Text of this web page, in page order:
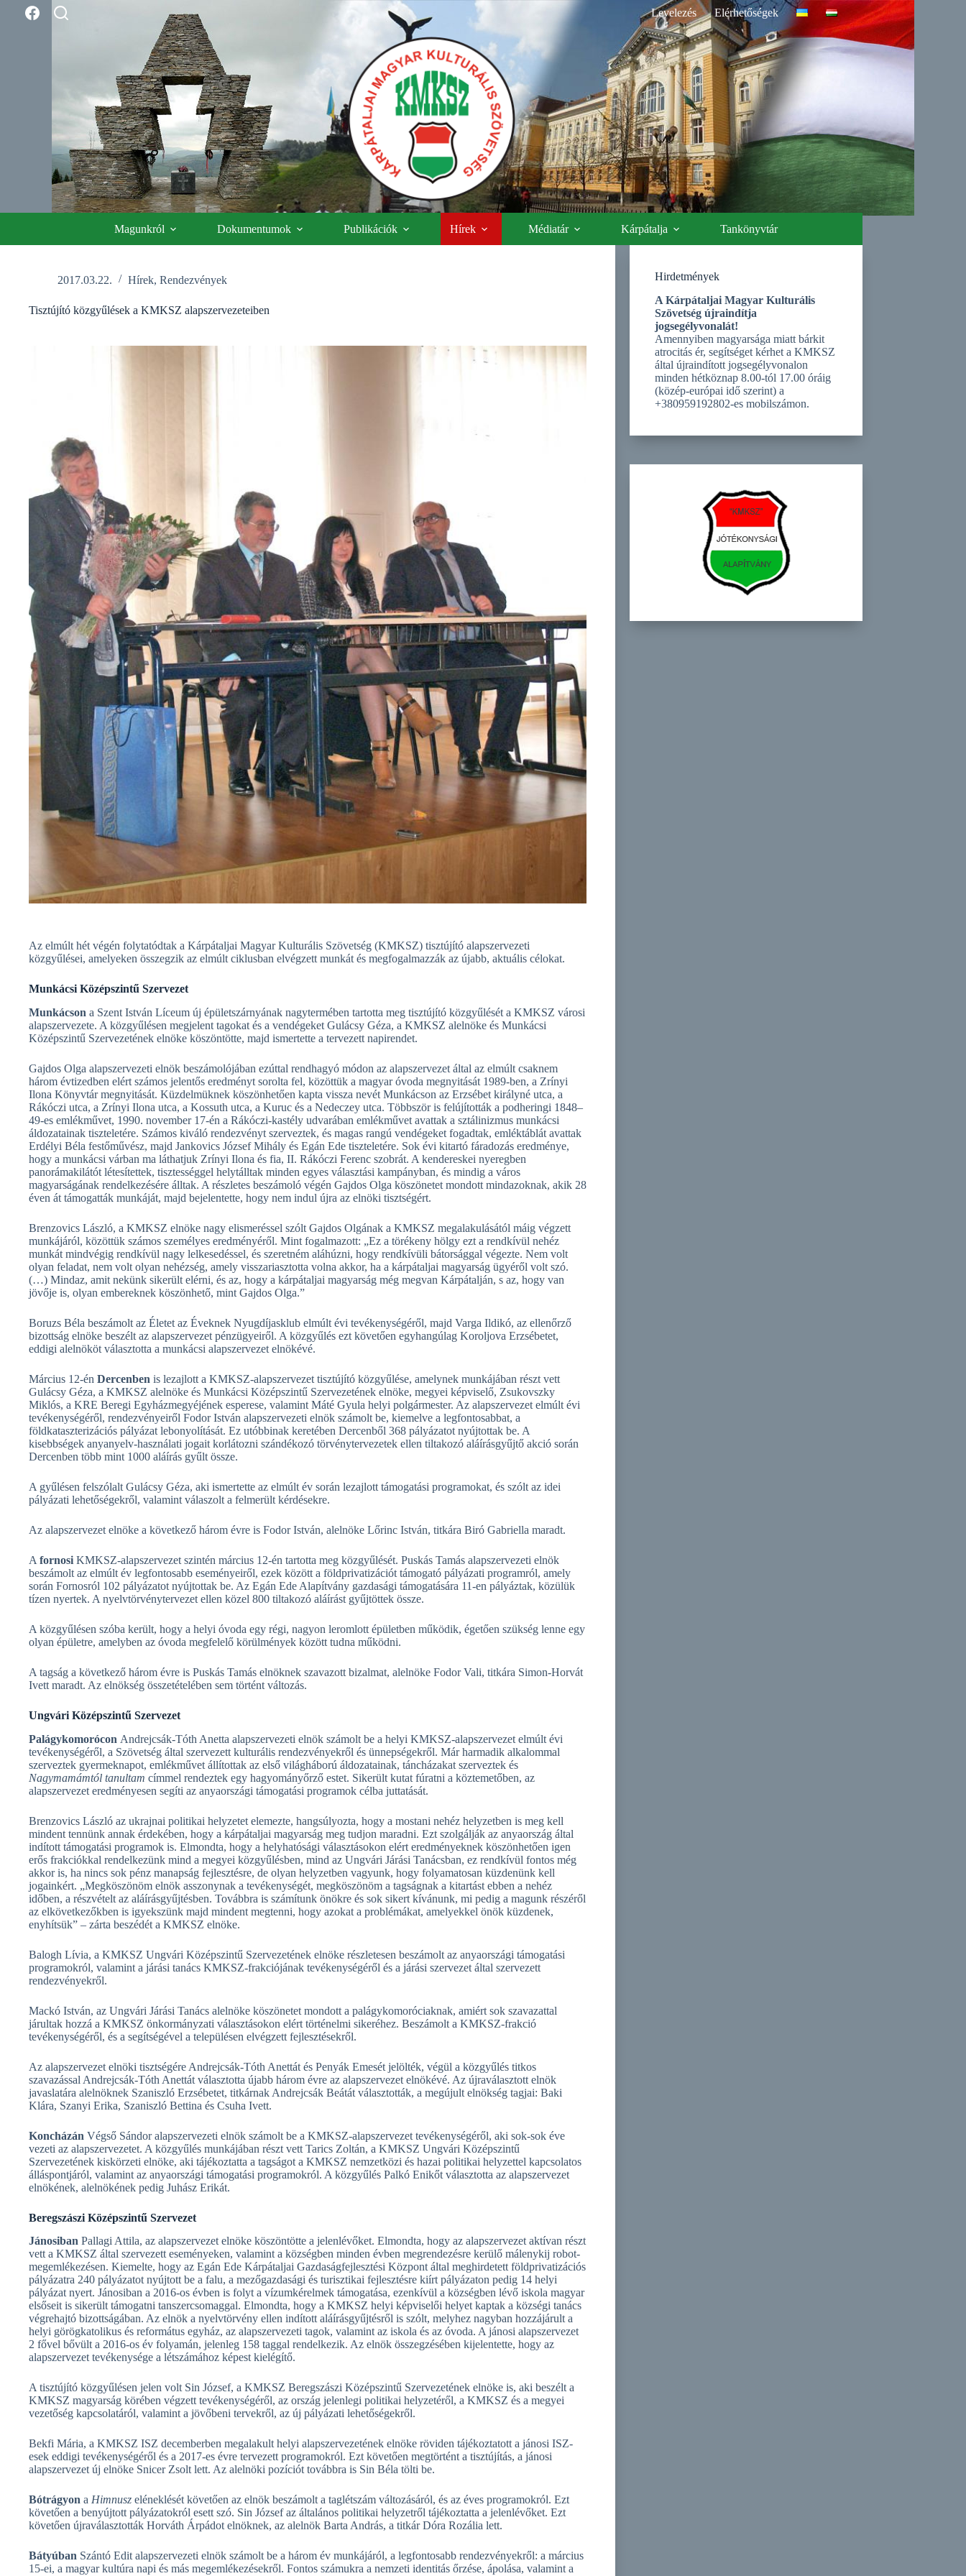
Levelezés Elérhetőségek
Magunkról Dokumentumok Publikációk Hírek Médiatár Kárpátalja Tankönyvtár
2017.03.22. Hírek, Rendezvények
Tisztújító közgyűlések a KMKSZ alapszervezeteiben
Az elmúlt hét végén folytatódtak a Kárpátaljai Magyar Kulturális Szövetség (KMKSZ) tisztújító alapszervezeti
közgyűlései, amelyeken összegzik az elmúlt ciklusban elvégzett munkát és megfogalmazzák az újabb, aktuális célokat.
Munkácsi Középszintű Szervezet
Munkácson a Szent István Líceum új épületszárnyának nagytermében tartotta meg tisztújító közgyűlését a KMKSZ városi
alapszervezete. A közgyűlésen megjelent tagokat és a vendégeket Gulácsy Géza, a KMKSZ alelnöke és Munkácsi
Középszintű Szervezetének elnöke köszöntötte, majd ismertette a tervezett napirendet.
Gajdos Olga alapszervezeti elnök beszámolójában ezúttal rendhagyó módon az alapszervezet által az elmúlt csaknem
három évtizedben elért számos jelentős eredményt sorolta fel, közöttük a magyar óvoda megnyitását 1989-ben, a Zrínyi
Ilona Könyvtár megnyitását. Küzdelmüknek köszönhetően kapta vissza nevét Munkácson az Erzsébet királyné utca, a
Rákóczi utca, a Zrínyi Ilona utca, a Kossuth utca, a Kuruc és a Nedeczey utca. Többször is felújították a podheringi 1848–
49-es emlékművet, 1990. november 17-én a Rákóczi-kastély udvarában emlékművet avattak a sztálinizmus munkácsi
áldozatainak tiszteletére. Számos kiváló rendezvényt szerveztek, és magas rangú vendégeket fogadtak, emléktáblát avattak
Erdélyi Béla festőművész, majd Jankovics József Mihály és Egán Ede tiszteletére. Sok évi kitartó fáradozás eredménye,
hogy a munkácsi várban ma láthatjuk Zrínyi Ilona és fia, II. Rákóczi Ferenc szobrát. A kendereskei nyeregben
panorámakilátót létesítettek, tisztességgel helytálltak minden egyes választási kampányban, és mindig a város
magyarságának rendelkezésére álltak. A részletes beszámoló végén Gajdos Olga köszönetet mondott mindazoknak, akik 28
éven át támogatták munkáját, majd bejelentette, hogy nem indul újra az elnöki tisztségért.
Brenzovics László, a KMKSZ elnöke nagy elismeréssel szólt Gajdos Olgának a KMKSZ megalakulásától máig végzett
munkájáról, közöttük számos személyes eredményéről. Mint fogalmazott: „Ez a törékeny hölgy ezt a rendkívül nehéz
munkát mindvégig rendkívül nagy lelkesedéssel, és szeretném aláhúzni, hogy rendkívüli bátorsággal végezte. Nem volt
olyan feladat, nem volt olyan nehézség, amely visszariasztotta volna akkor, ha a kárpátaljai magyarság ügyéről volt szó.
(…) Mindaz, amit nekünk sikerült elérni, és az, hogy a kárpátaljai magyarság még megvan Kárpátalján, s az, hogy van
jövője is, olyan embereknek köszönhető, mint Gajdos Olga.”
Boruzs Béla beszámolt az Életet az Éveknek Nyugdíjasklub elmúlt évi tevékenységéről, majd Varga Ildikó, az ellenőrző
bizottság elnöke beszélt az alapszervezet pénzügyeiről. A közgyűlés ezt követően egyhangúlag Koroljova Erzsébetet,
eddigi alelnököt választotta a munkácsi alapszervezet elnökévé.
Március 12-én Dercenben is lezajlott a KMKSZ-alapszervezet tisztújító közgyűlése, amelynek munkájában részt vett
Gulácsy Géza, a KMKSZ alelnöke és Munkácsi Középszintű Szervezetének elnöke, megyei képviselő, Zsukovszky
Miklós, a KRE Beregi Egyházmegyéjének esperese, valamint Máté Gyula helyi polgármester. Az alapszervezet elmúlt évi
tevékenységéről, rendezvényeiről Fodor István alapszervezeti elnök számolt be, kiemelve a legfontosabbat, a
földkataszterizációs pályázat lebonyolítását. Ez utóbbinak keretében Dercenből 368 pályázatot nyújtottak be. A
kisebbségek anyanyelv-használati jogait korlátozni szándékozó törvénytervezetek ellen tiltakozó aláírásgyűjtő akció során
Dercenben több mint 1000 aláírás gyűlt össze.
A gyűlésen felszólalt Gulácsy Géza, aki ismertette az elmúlt év során lezajlott támogatási programokat, és szólt az idei
pályázati lehetőségekről, valamint válaszolt a felmerült kérdésekre.
Az alapszervezet elnöke a következő három évre is Fodor István, alelnöke Lőrinc István, titkára Biró Gabriella maradt.
A fornosi KMKSZ-alapszervezet szintén március 12-én tartotta meg közgyűlését. Puskás Tamás alapszervezeti elnök
beszámolt az elmúlt év legfontosabb eseményeiről, ezek között a földprivatizációt támogató pályázati programról, amely
során Fornosról 102 pályázatot nyújtottak be. Az Egán Ede Alapítvány gazdasági támogatására 11-en pályáztak, közülük
tízen nyertek. A nyelvtörvénytervezet ellen közel 800 tiltakozó aláírást gyűjtöttek össze.
A közgyűlésen szóba került, hogy a helyi óvoda egy régi, nagyon leromlott épületben működik, égetően szükség lenne egy
olyan épületre, amelyben az óvoda megfelelő körülmények között tudna működni.
A tagság a következő három évre is Puskás Tamás elnöknek szavazott bizalmat, alelnöke Fodor Vali, titkára Simon-Horvát
Ivett maradt. Az elnökség összetételében sem történt változás.
Ungvári Középszintű Szervezet
Palágykomorócon Andrej­csák-Tóth Anetta alapszervezeti elnök számolt be a helyi KMKSZ-alapszervezet elmúlt évi
tevékenységéről, a Szövetség által szervezett kulturális rendezvényekről és ünnepségekről. Már harmadik alkalommal
szerveztek gyermeknapot, emlékművet állítottak az első világháború áldozatainak, táncházakat szerveztek és
Nagymamámtól tanultam címmel rendeztek egy hagyományőrző estet. Sikerült kutat fúratni a köztemetőben, az
alapszervezet eredményesen segíti az anyaországi támogatási programok célba juttatását.
Brenzovics László az ukrajnai politikai helyzetet elemezte, hangsúlyozta, hogy a mostani nehéz helyzetben is meg kell
mindent tennünk annak érdekében, hogy a kárpátaljai magyarság meg tudjon maradni. Ezt szolgálják az anyaország által
indított támogatási programok is. Elmondta, hogy a helyhatósági választásokon elért eredményeknek köszönhetően igen
erős frakciókkal rendelkezünk mind a megyei közgyűlésben, mind az Ungvári Járási Tanácsban, ez rendkívül fontos még
akkor is, ha nincs sok pénz manapság fejlesztésre, de olyan helyzetben vagyunk, hogy folyamatosan küzdenünk kell
jogainkért. „Megköszönöm elnök asszonynak a tevékenységét, megköszönöm a tagságnak a kitartást ebben a nehéz
időben, a részvételt az aláírásgyűjtésben. Továbbra is számítunk önökre és sok sikert kívánunk, mi pedig a magunk részéről
az elkövetkezőkben is igyekszünk majd mindent megtenni, hogy azokat a problémákat, amelyekkel önök küzdenek,
enyhítsük” – zárta beszédét a KMKSZ elnöke.
Balogh Lívia, a KMKSZ Ungvári Középszintű Szervezetének elnöke részletesen beszámolt az anyaországi támogatási
programokról, valamint a járási tanács KMKSZ-frakciójának tevékenységéről és a járási szervezet által szervezett
rendezvényekről.
Mackó István, az Ungvári Járási Tanács alelnöke köszönetet mondott a palágykomoróciaknak, amiért sok szavazattal
járultak hozzá a KMKSZ önkormányzati választásokon elért történelmi sikeréhez. Beszámolt a KMKSZ-frakció
tevékenységéről, és a segítségével a településen elvégzett fejlesztésekről.
Az alapszervezet elnöki tisztségére Andrejcsák-Tóth Anettát és Penyák Emesét jelölték, végül a közgyűlés titkos
szavazással Andrejcsák-Tóth Anettát választotta újabb három évre az alapszervezet elnökévé. Az újraválasztott elnök
javaslatára alelnöknek Szaniszló Erzsébetet, titkárnak Andrejcsák Beátát választották, a megújult elnökség tagjai: Baki
Klára, Szanyi Erika, Szaniszló Bettina és Csuha Ivett.
Koncházán Végső Sándor alapszervezeti elnök számolt be a KMKSZ-alapszervezet tevékenységéről, aki sok-sok éve
vezeti az alapszervezetet. A közgyűlés munkájában részt vett Tarics Zoltán, a KMKSZ Ungvári Középszintű
Szervezetének kiskörzeti elnöke, aki tájékoztatta a tagságot a KMKSZ nemzetközi és hazai politikai helyzettel kapcsolatos
álláspontjáról, valamint az anyaországi támogatási programokról. A közgyűlés Palkó Enikőt választotta az alapszervezet
elnökének, alelnökének pedig Juhász Erikát.
Beregszászi Középszintű Szervezet
Jánosiban Pallagi Attila, az alapszervezet elnöke köszöntötte a jelenlévőket. Elmondta, hogy az alapszervezet aktívan részt
vett a KMKSZ által szervezett eseményeken, valamint a községben minden évben megrendezésre kerülő málenykij robot-
megemlékezésen. Kiemelte, hogy az Egán Ede Kárpátaljai Gazdaságfejlesztési Központ által meghirdetett földprivatizációs
pályázatra 240 pályázatot nyújtott be a falu, a mezőgazdasági és turisztikai fejlesztésre kiírt pályázaton pedig 14 helyi
pályázat nyert. Jánosiban a 2016-os évben is folyt a vízumkérelmek támogatása, ezenkívül a községben lévő iskola magyar
elsőseit is sikerült támogatni tanszercsomaggal. Elmondta, hogy a KMKSZ helyi képviselői helyet kaptak a községi tanács
végrehajtó bizottságában. Az elnök a nyelvtörvény ellen indított aláírásgyűjtésről is szólt, melyhez nagyban hozzájárult a
helyi görögkatolikus és református egyház, az alapszervezeti tagok, valamint az iskola és az óvoda. A jánosi alapszervezet
2 fővel bővült a 2016-os év folyamán, jelenleg 158 taggal rendelkezik. Az elnök összegzésében kijelentette, hogy az
alapszervezet tevékenysége a létszámához képest kielégítő.
A tisztújító közgyűlésen jelen volt Sin József, a KMKSZ Beregszászi Középszintű Szervezetének elnöke is, aki beszélt a
KMKSZ magyarság körében végzett tevékenységéről, az ország jelenlegi politikai helyzetéről, a KMKSZ és a megyei
vezetőség kapcsolatáról, valamint a jövőbeni tervekről, az új pályázati lehetőségekről.
Bekfi Mária, a KMKSZ ISZ decemberben megalakult helyi alapszervezetének elnöke röviden tájékoztatott a jánosi ISZ-
esek eddigi tevékenységéről és a 2017-es évre tervezett programokról. Ezt követően megtörtént a tisztújítás, a jánosi
alapszervezet új elnöke Snicer Zsolt lett. Az alelnöki pozíciót továbbra is Sin Béla tölti be.
Bótrágyon a Himnusz eléneklését követően az elnök beszámolt a taglétszám változásáról, és az éves programokról. Ezt
követően a benyújtott pályázatokról esett szó. Sin József az általános politikai helyzetről tájékoztatta a jelenlévőket. Ezt
követően újraválasztották Horváth Árpádot elnöknek, az alelnök Barta András, a titkár Dóra Rozália lett.
Bátyúban Szántó Edit alapszervezeti elnök számolt be a három év munkájáról, a legfontosabb rendezvényekről: a március
15-ei, a magyar kultúra napi és más megemlékezésekről. Fontos számukra a nemzeti identitás őrzése, ápolása, valamint a
Hirdetmények
A Kárpátaljai Magyar Kulturális
Szövetség újraindítja
jogsegélyvonalát!
Amennyiben magyarsága miatt bárkit
atrocitás ér, segítséget kérhet a KMKSZ
által újraindított jogsegélyvonalon
minden hétköznap 8.00-tól 17.00 óráig
(közép-európai idő szerint) a
+380959192802-es mobilszámon.